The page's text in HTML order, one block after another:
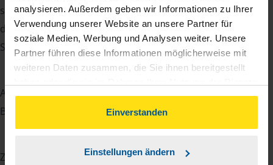
analysieren. Außerdem geben wir Informationen zu Ihrer
Verwendung unserer Website an unsere Partner für
soziale Medien, Werbung und Analysen weiter. Unsere
Partner führen diese Informationen möglicherweise mit
weiteren Daten zusammen, die Sie ihnen bereitgestellt
gesammelt haben. Indem Sie auf Einverstanden klicken,
können Sie der Verwendung von Cookies, gemäß
unserer
Einverstanden
Einstellungen ändern
steuerlichen Bereich weitergebildet. Zum einen habe ich
die Prüfungen zum Bilanzbuchhalter und zum
Steuerfachwirt erfolgreich abgelegt.
Außerdem habe ich berufsbegleitend studiert und meinen
Bachelor und Master im Bereich Steuern gemacht.
Zuletzt habe ich die Prüfung zum Steuerberater in